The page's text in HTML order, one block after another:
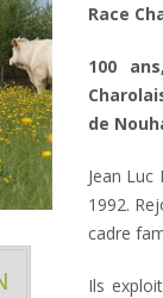
Race
100
de
Jean
1992.
cadre
Ils